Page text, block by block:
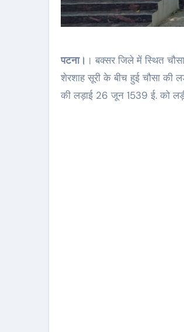
पटना। । बक्सर जिले में स्थित
शेरशाह सूरी के बीच हुई चौसा की
की लड़ाई 26 जून 1539 ई. को